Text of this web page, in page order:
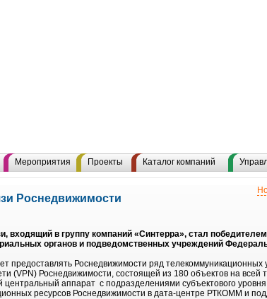
Мероприятия Проекты Каталог компаний
Роснедвижимости
в группу компаний «Синтерра», стал
органов и подведомственных учреждений
предоставлять Роснедвижимости ряд телекоммуникационных
(VPN) Роснедвижимости, состоящей из 180 объектов на всей
аппарат с подразделениями субъектового
ресурсов Роснедвижимости в дата-центре РТКОММ и